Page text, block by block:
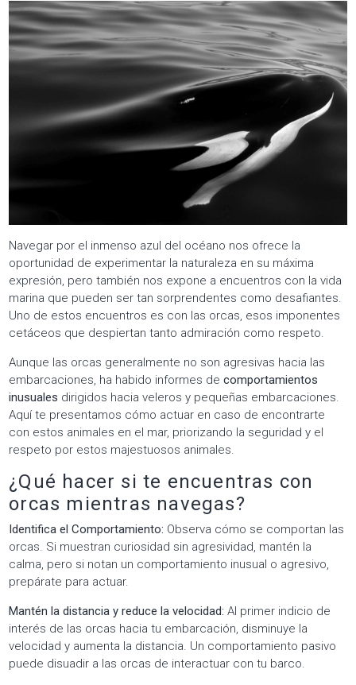
Navegar por el inmenso azul del océano nos ofrece la
oportunidad de experimentar la naturaleza en su máxima
expresión, pero también nos expone a encuentros con la vida
marina que pueden ser tan sorprendentes como desafiantes.
Uno de estos encuentros es con las orcas, esos imponentes
cetáceos que despiertan tanto admiración como respeto.
Aunque las orcas generalmente no son agresivas hacia las
embarcaciones, ha habido informes decomportamientos
inusuales dirigidos hacia veleros y pequeñas embarcaciones.
Aquí te presentamos cómo actuar en caso de encontrarte
con estos animales en el mar, priorizando la seguridad y el
respeto por estos majestuosos animales.
¿Qué hacer si te encuentras con
orcas mientras navegas?
Identifica el Comportamiento: Observa cómo se comportan las
orcas. Si muestran curiosidad sin agresividad, mantén la
calma, pero si notan un comportamiento inusual o agresivo,
prepárate para actuar.
Mantén la distancia y reduce la velocidad:Al primer indicio de
interés de las orcas hacia tu embarcación, disminuye la
velocidad y aumenta la distancia. Un comportamiento pasivo
puede disuadir a las orcas de interactuar con tu barco.